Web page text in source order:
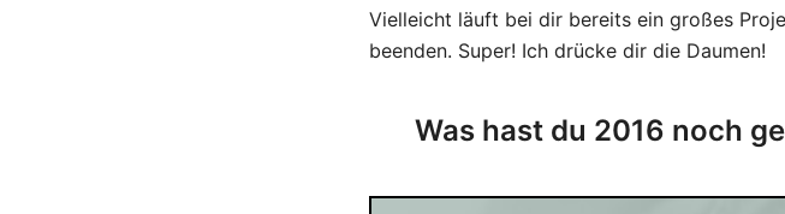
Vielleicht läuft bei dir bereits ein großes
beenden. Super! Ich drücke dir die Daumen!
Was hast du 2016 noch